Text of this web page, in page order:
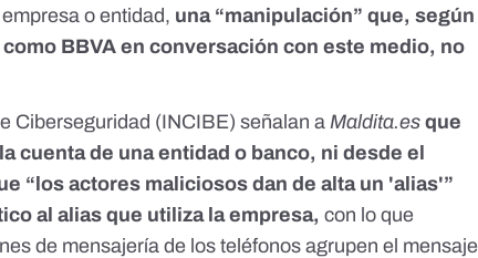
o entidad, una “manipulación” que, según
como BBVA en conversación con este medio, no
Ciberseguridad (INCIBE) señalan a Maldita.es que
cuenta de una entidad o banco, ni desde el
“los actores maliciosos dan de alta un 'alias'”
al alias que utiliza la empresa, con lo que
de mensajería de los teléfonos agrupen el mensaje